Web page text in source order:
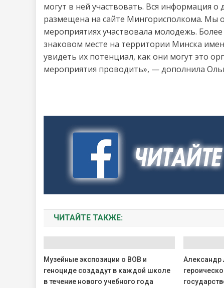
могут в ней участвовать. Вся информация о
размещена на сайте Мингорисполкома. Мы
мероприятиях участвовала молодежь.
знаковом месте на территории Минска
увидеть их потенциал, как они могут это
мероприятия проводить», — дополнила
ЧИТАЙТЕ ТАКЖЕ:
Музейные экспозиции о ВОВ и
геноциде создадут в каждой школе
в течение нового учебного года
Александр